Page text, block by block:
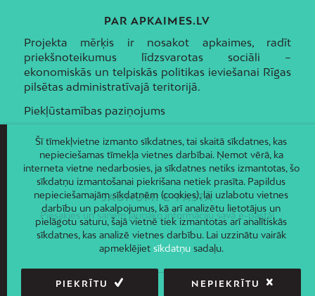
PAR APKAIMES.LV
Projekta mērķis ir nosakot apkaimes, radīt
priekšnoteikumus līdzsvarotas sociāli –
ekonomiskās un telpiskās politikas ieviešanai Rīgas
pilsētas administratīvajā teritorijā.
Piekļūstamības paziņojums
JAUNUMI E-PASTĀ
Piesakies un saņem jaunāko informāciju savā e-pastā!
Šī tīmekļvietne izmanto sīkdatnes, tai skaitā sīkdatnes, kas
nepieciešamas tīmekļa vietnes darbībai. Ņemot vērā, ka
interneta vietne nedarbosies, ja sīkdatnes netiks izmantotas, šo
sīkdatņu izmantošanai piekrišana netiek prasīta. Papildus
nepieciešamajām sīkdatnēm (cookies), lai uzlabotu vietnes
darbību un pakalpojumus, kā arī analizētu lietotājus un
pielāgotu saturu, šajā vietnē tiek izmantotas arī analītiskās
sīkdatnes, kas analizē vietnes darbību. Lai uzzinātu vairāk
apmeklējiet sīkdatņusadaļu.
PIEKRĪTU NEPIEKRĪTU